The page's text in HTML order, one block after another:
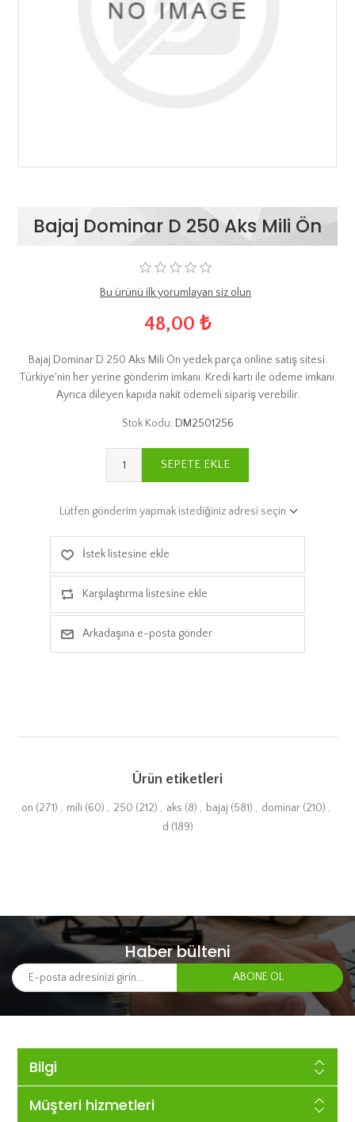
Bajaj Dominar D 250 Aks Mili Ön
Bu ürünü ilk yorumlayan siz olun
48,00 ₺
Bajaj Dominar D 250 Aks Mili Ön yedek parça online satış sitesi.
Türkiye'nin her yerine gönderim imkanı. Kredi kartı ile ödeme imkanı.
Ayrıca dileyen kapıda nakit ödemeli sipariş verebilir.
Stok Kodu: DM2501256
SEPETE EKLE
Lütfen gönderim yapmak istediğiniz adresi seçin
İstek listesine ekle
Karşılaştırma listesine ekle
Arkadaşına e-posta gönder
Ürün etiketleri
on (271) , mili (60) , 250 (212) , aks (8) , bajaj (581) , dominar (210) ,
d (189)
Haber bülteni
Bilgi
Müşteri hizmetleri